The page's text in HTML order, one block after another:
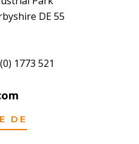
DE 55
1773 521
DE